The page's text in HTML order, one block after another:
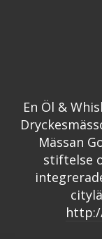
En Öl &
Mässan
stiftelse